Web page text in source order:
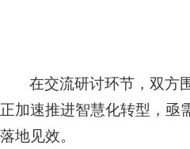
在交流研讨环节，双方
正加速推进智慧化转型，亟
落地见效。